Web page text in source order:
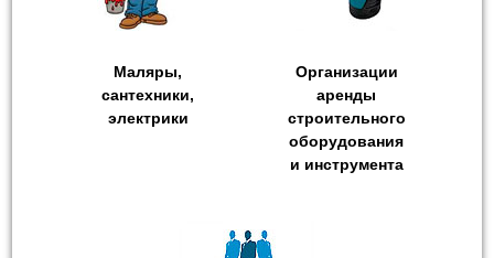
Маляры,
сантехники,
электрики
Организации
аренды
строительного
оборудования
и инструмента